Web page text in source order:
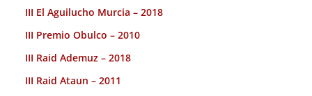
III El Aguilucho Murcia – 2018
III Premio Obulco – 2010
III Raid Ademuz – 2018
III Raid Ataun – 2011